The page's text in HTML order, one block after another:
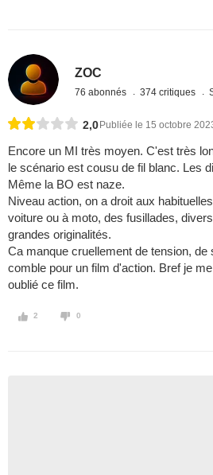
ZOC
76 abonnés 374 critiques
2,0 Publiée le 15 octobre
Encore un MI très moyen. C'est très
le scénario est cousu de fil blanc. Les
Même la BO est naze.
Niveau action, on a droit aux
voiture ou à moto, des fusillades,
grandes originalités.
Ca manque cruellement de tension,
comble pour un film d'action. Bref je
oublié ce film.
2 0